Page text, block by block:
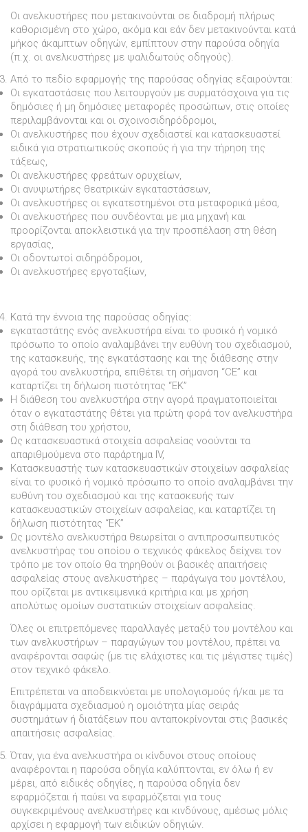
Οι ανελκυστήρες που µετακινούνται σε διαδροµή πλήρως
καθορισµένη στο χώρο, ακόµα και εάν δεν µετακινούνται κατά
µήκος άκαµπτων οδηγών, εµπίπτουν στην παρούσα οδηγία
(π.χ. οι ανελκυστήρες µε ψαλιδωτούς οδηγούς).
Από το πεδίο εφαρµογής της παρούσας οδηγίας εξαιρούνται:
Οι εγκαταστάσεις που λειτουργούν µε συρµατόσχοινα για τις
δηµόσιες ή µη δηµόσιες µεταφορές προσώπων, στις οποίες
περιλαµβάνονται και οι σχοινοσιδηρόδροµοι,
Οι ανελκυστήρες που έχουν σχεδιαστεί και κατασκευαστεί
ειδικά για στρατιωτικούς σκοπούς ή για την τήρηση της
τάξεως,
Οι ανελκυστήρες φρεάτων ορυχείων,
Οι ανυψωτήρες θεατρικών εγκαταστάσεων,
Οι ανελκυστήρες οι εγκατεστηµένοι στα µεταφορικά µέσα,
Οι ανελκυστήρες που συνδέονται µε µια µηχανή και
προορίζονται αποκλειστικά για την προσπέλαση στη θέση
εργασίας,
Οι οδοντωτοί σιδηρόδροµοι,
Οι ανελκυστήρες εργοταξίων,
Κατά την έννοια της παρούσας οδηγίας:
εγκαταστάτης ενός ανελκυστήρα είναι το φυσικό ή νοµικό
πρόσωπο το οποίο αναλαµβάνει την ευθύνη του σχεδιασµού,
της κατασκευής, της εγκατάστασης και της διάθεσης στην
αγορά του ανελκυστήρα, επιθέτει τη σήµανση “CE” και
καταρτίζει τη δήλωση πιστότητας “ΕΚ”
Η διάθεση του ανελκυστήρα στην αγορά πραγµατοποιείται
όταν ο εγκαταστάτης θέτει για πρώτη φορά τον ανελκυστήρα
στη διάθεση του χρήστου,
Ως κατασκευαστικά στοιχεία ασφαλείας νοούνται τα
απαριθµούµενα στο παράρτηµα IV,
Κατασκευαστής των κατασκευαστικών στοιχείων ασφαλείας
είναι το φυσικό ή νοµικό πρόσωπο το οποίο αναλαµβάνει την
ευθύνη του σχεδιασµού και της κατασκευής των
κατασκευαστικών στοιχείων ασφαλείας, και καταρτίζει τη
δήλωση πιστότητας “ΕΚ”
Ως µοντέλο ανελκυστήρα θεωρείται ο αντιπροσωπευτικός
ανελκυστήρας του οποίου ο τεχνικός φάκελος δείχνει τον
τρόπο µε τον οποίο θα τηρηθούν οι βασικές απαιτήσεις
ασφαλείας στους ανελκυστήρες – παράγωγα του µοντέλου,
που ορίζεται µε αντικειµενικά κριτήρια και µε χρήση
απολύτως οµοίων συστατικών στοιχείων ασφαλείας.
Όλες οι επιτρεπόµενες παραλλαγές µεταξύ του µοντέλου και
των ανελκυστήρων – παραγώγων του µοντέλου, πρέπει να
αναφέρονται σαφώς (µε τις ελάχιστες και τις µέγιστες τιµές)
στον τεχνικό φάκελο.
Επιτρέπεται να αποδεικνύεται µε υπολογισµούς ή/και µε τα
διαγράµµατα σχεδιασµού η οµοιότητα µίας σειράς
συστηµάτων ή διατάξεων που ανταποκρίνονται στις βασικές
απαιτήσεις ασφαλείας.
Όταν, για ένα ανελκυστήρα οι κίνδυνοι στους οποίους
αναφέρονται η παρούσα οδηγία καλύπτονται, εν όλω ή εν
µέρει, από ειδικές οδηγίες, η παρούσα οδηγία δεν
εφαρµόζεται ή παύει να εφαρµόζεται για τους
συγκεκριµένους ανελκυστήρες και κινδύνους, αµέσως µόλις
αρχίσει η εφαρµογή των ειδικών οδηγιών.